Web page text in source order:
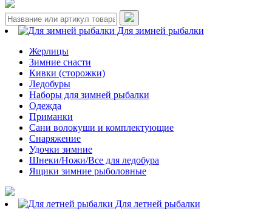
Для зимней рыбалки
Жерлицы
Зимние снасти
Кивки (сторожки)
Ледобуры
Наборы для зимней рыбалки
Одежда
Приманки
Сани волокуши и комплектующие
Снаряжение
Удочки зимние
Шнеки/Ножи/Все для ледобура
Ящики зимние рыболовные
Для летней рыбалки